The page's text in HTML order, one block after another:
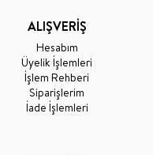
ALIŞVERİŞ
Hesabım
Üyelik İşlemleri
İşlem Rehberi
Siparişlerim
İade İşlemleri